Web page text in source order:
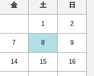
金 土 日
1 2
7 8 9
14 15 16